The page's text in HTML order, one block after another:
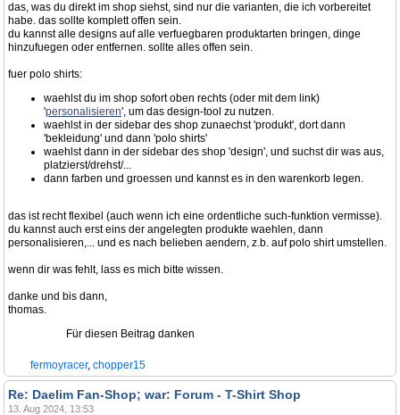
das, was du direkt im shop siehst, sind nur die varianten, die ich vorbereitet
habe. das sollte komplett offen sein.
du kannst alle designs auf alle verfuegbaren produktarten bringen, dinge
hinzufuegen oder entfernen. sollte alles offen sein.
fuer polo shirts:
waehlst du im shop sofort oben rechts (oder mit dem link)
'personalisieren', um das design-tool zu nutzen.
waehlst in der sidebar des shop zunaechst 'produkt', dort dann
'bekleidung' und dann 'polo shirts'
waehlst dann in der sidebar des shop 'design', und suchst dir was aus,
platzierst/drehst/...
dann farben und groessen und kannst es in den warenkorb legen.
das ist recht flexibel (auch wenn ich eine ordentliche such-funktion vermisse).
du kannst auch erst eins der angelegten produkte waehlen, dann
personalisieren,... und es nach belieben aendern, z.b. auf polo shirt umstellen.
wenn dir was fehlt, lass es mich bitte wissen.
danke und bis dann,
thomas.
Für diesen Beitrag danken
fermoyracer, chopper15
Re: Daelim Fan-Shop; war: Forum - T-Shirt Shop
13. Aug 2024, 13:53